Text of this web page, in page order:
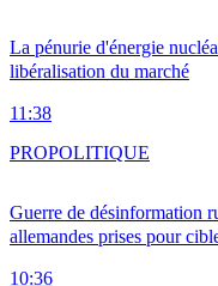
La pénurie d'énergie
libéralisation du marché
11:38
Guerre de désinformation
allemandes prises pour
10:36
PROPOLITIQUE